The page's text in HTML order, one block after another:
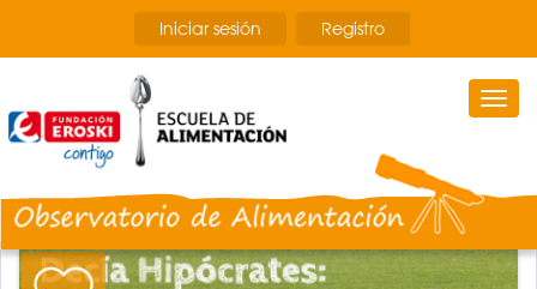
contenido
Iniciar sesión Registro